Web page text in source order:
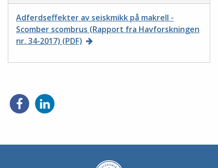
Adferdseffekter av seiskmikk på makrell -
Scomber scombrus (Rapport fra Havforskningen
nr. 34-2017) (PDF)